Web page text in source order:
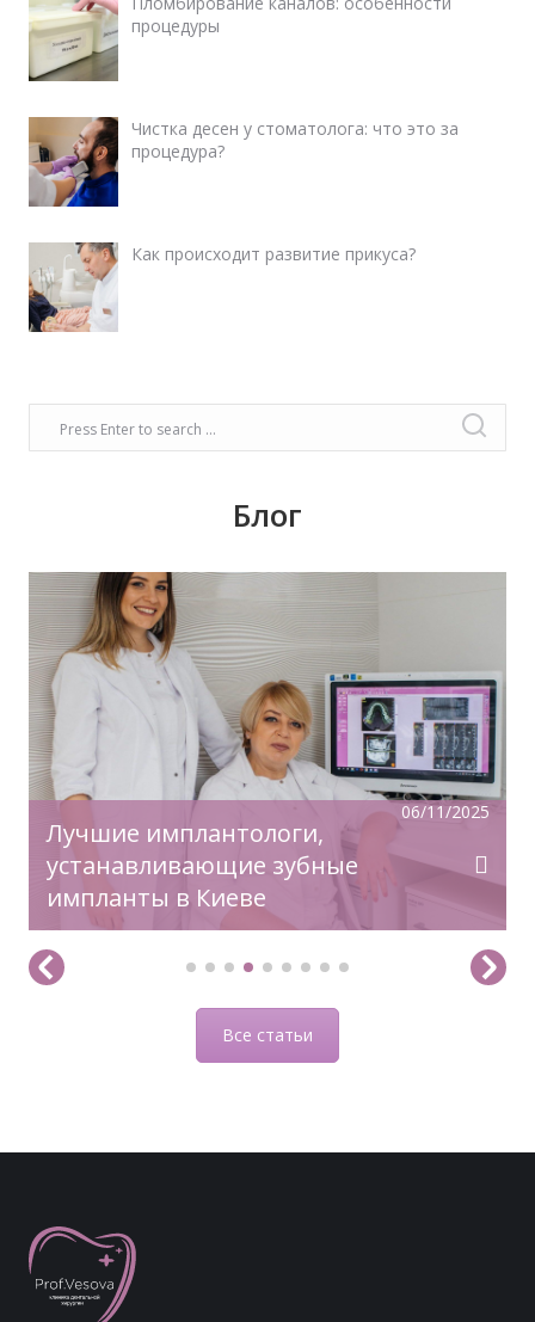
процедуры
Чистка десен у стоматолога: что это за
процедура?
Как происходит развитие прикуса?
Блог
06/11/2025
Лучшие имплантологи,
устанавливающие зубные
импланты в Киеве
Время задуматься о волшебном платье,
прическе, макияже. Позаботьтесь о вашей
улыбке, которая придаст вашему образу
чувство комфорта и уверенности!
Все статьи